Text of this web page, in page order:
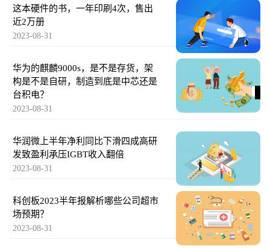
这本硬件的书，一年印刷4次，售出
近2万册
2023-08-31
华为的麒麟9000s，是不是存货，架
构是不是自研，制造到底是中芯还是
台积电？
2023-08-31
华润微上半年净利同比下滑四成高研
发致盈利承压IGBT收入翻倍
2023-08-31
科创板2023半年报解析哪些公司超市
场预期？
2023-08-31